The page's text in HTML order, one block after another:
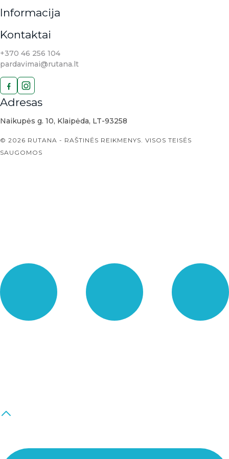
Informacija
Kontaktai
+370 46 256 104
pardavimai@rutana.lt
Adresas
Naikupės g. 10, Klaipėda, LT-93258
© 2026 RUTANA - RAŠTINĖS REIKMENYS. VISOS TEISĖS
SAUGOMOS